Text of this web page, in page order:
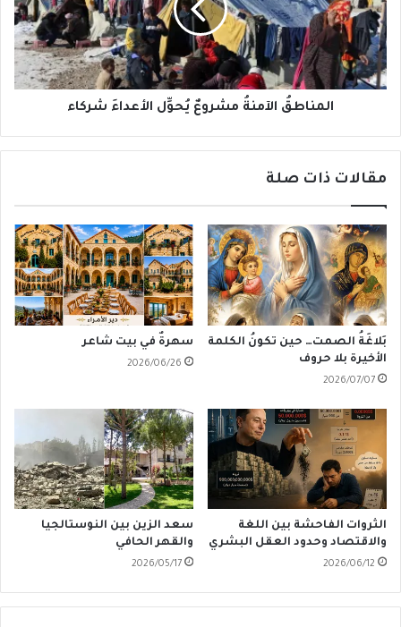
الأعداءَ
شركاء
المناطقُ الآمنةُ مشروعٌ يُحوِّل الأعداءَ شركاء
مقالات ذات صلة
بَلاغَةُ الصمت… حين تكونُ الكلمة
الأخيرة بلا حروف
2026/07/07
سهرةٌ في بيت شاعر
2026/06/26
الثروات الفاحشة بين اللغة
والاقتصاد وحدود العقل البشري
2026/06/12
سعد الزين بين النوستالجيا
والقهر الحافي
2026/05/17